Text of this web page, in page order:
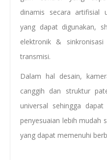
dinamis secara artifisial
yang dapat digunakan,
elektronik &
transmisi.
Dalam hal desain,
canggih dan struktur
universal sehingga
penyesuaian lebih mudah
yang dapat memenuhi